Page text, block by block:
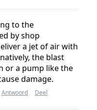
to the
by shop
a jet of air with
the blast
or a pump like the
damage.
Antwoord Deel